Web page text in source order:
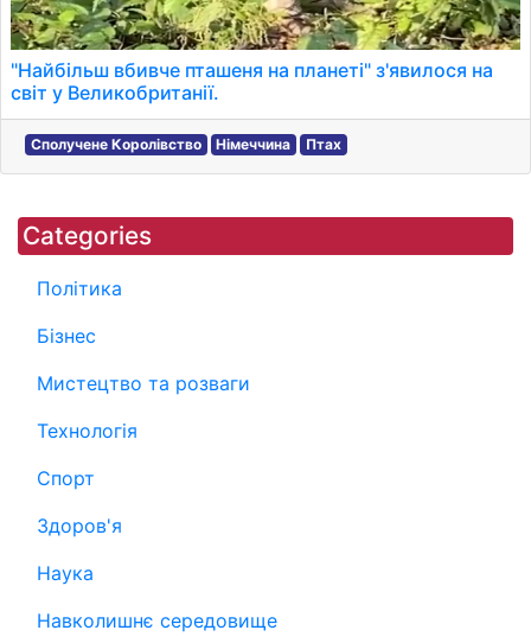
"Найбільш вбивче пташеня на планеті" з'явилося на
світ у Великобританії.
Сполучене Королівство Німеччина Птах
Categories
Політика
Бізнес
Мистецтво та розваги
Технологія
Спорт
Здоров'я
Наука
Навколишнє середовище